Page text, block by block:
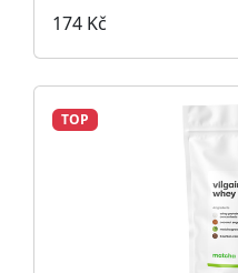
174 Kč
TOP